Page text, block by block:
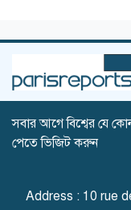
সবার আগে বিশ্বের যে
পেতে ভিজিট করুন
Address : 10 rue